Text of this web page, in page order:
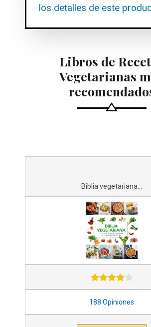
los detalles de este
Libros de
Vegetarianas
Biblia vegetariana...
188 Opiniones